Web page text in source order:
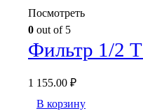
Посмотреть
0 out of 5
Фильтр 1/2
1 155.00 ₽
В корзину